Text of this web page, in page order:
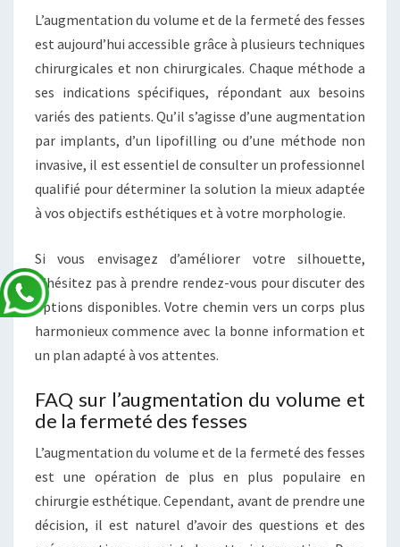
L’augmentation du volume et de la fermeté des fesses
est aujourd’hui accessible grâce à plusieurs techniques
chirurgicales et non chirurgicales. Chaque méthode a
ses indications spécifiques, répondant aux besoins
variés des patients. Qu’il s’agisse d’une augmentation
par implants, d’un lipofilling ou d’une méthode non
invasive, il est essentiel de consulter un professionnel
qualifié pour déterminer la solution la mieux adaptée
à vos objectifs esthétiques et à votre morphologie.
Si vous envisagez d’améliorer votre silhouette,
n’hésitez pas à prendre rendez-vous pour discuter des
options disponibles. Votre chemin vers un corps plus
harmonieux commence avec la bonne information et
un plan adapté à vos attentes.
FAQ sur l’augmentation du volume et
de la fermeté des fesses
L’augmentation du volume et de la fermeté des fesses
est une opération de plus en plus populaire en
chirurgie esthétique. Cependant, avant de prendre une
décision, il est naturel d’avoir des questions et des